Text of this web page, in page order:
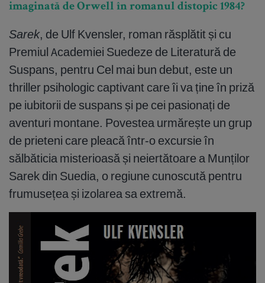
imaginată de Orwell în romanul distopic 1984?
Sarek, de Ulf Kvensler, roman răsplătit și cu
Premiul Academiei Suedeze de Literatură de
Suspans, pentru Cel mai bun debut, este un
thriller psihologic captivant care îi va ține în priză
pe iubitorii de suspans și pe cei pasionați de
aventuri montane. Povestea urmărește un grup
de prieteni care pleacă într-o excursie în
sălbăticia misterioasă și neiertătoare a Munților
Sarek din Suedia, o regiune cunoscută pentru
frumusețea și izolarea sa extremă.